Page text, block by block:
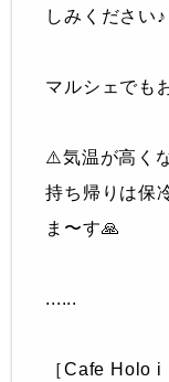
しみください♪
マルシェでも
⚠️気温が高く
持ち帰りは保
ま〜す🙏
......
［Cafe Holo i